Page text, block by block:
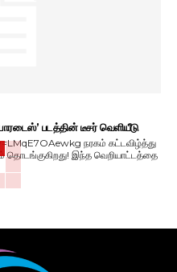
பாரடைஸ்’ படத்தின் டீசர் வெளியீடு
நரகம் கட்டவிழ்த்து
தொடங்குகிறது! இந்த வெறியாட்டத்தை